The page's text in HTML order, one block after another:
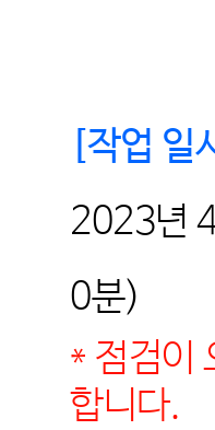
작업 일
2023년
0분)
* 점검이
합니다.